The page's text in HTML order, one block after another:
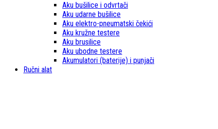
Aku bušilice i odvrtači
Aku udarne bušilice
Aku elektro-pneumatski čekići
Aku kružne testere
Aku brusilice
Aku ubodne testere
Akumulatori (baterije) i punjači
Ručni alat